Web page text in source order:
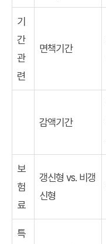
기
간
관
련
면책기간
감액기간
보
험
료
갱신형 vs. 비갱
신형
특